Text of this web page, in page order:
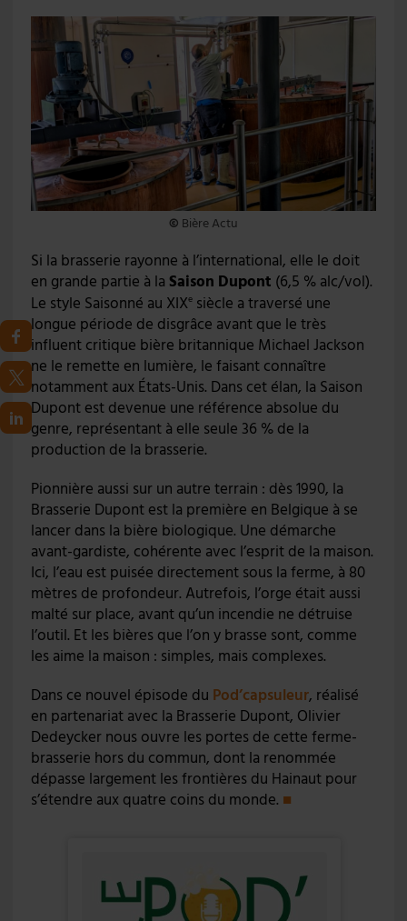
© Bière Actu
Si la brasserie rayonne à l’international, elle le doit
en grande partie à la Saison Dupont (6,5 % alc/vol).
Le style Saisonné au XIXesiècle a traversé une
longue période de disgrâce avant que le très
influent critique bière britannique Michael Jackson
ne le remette en lumière, le faisant connaître
notamment aux États-Unis. Dans cet élan, la Saison
Dupont est devenue une référence absolue du
genre, représentant à elle seule 36 % de la
production de la brasserie.
Pionnière aussi sur un autre terrain : dès 1990, la
Brasserie Dupont est la première en Belgique à se
lancer dans la bière biologique. Une démarche
avant-gardiste, cohérente avec l’esprit de la maison.
Ici, l’eau est puisée directement sous la ferme, à 80
mètres de profondeur. Autrefois, l’orge était aussi
malté sur place, avant qu’un incendie ne détruise
l’outil. Et les bières que l’on y brasse sont, comme
les aime la maison : simples, mais complexes.
Dans ce nouvel épisode du Pod’capsuleur, réalisé
en partenariat avec la Brasserie Dupont, Olivier
Dedeycker nous ouvre les portes de cette ferme-
brasserie hors du commun, dont la renommée
dépasse largement les frontières du Hainaut pour
s’étendre aux quatre coins du monde. ■